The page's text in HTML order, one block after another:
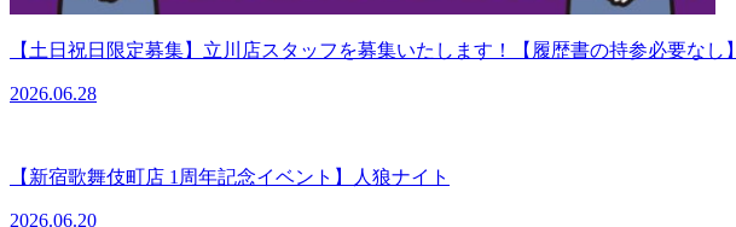
【土日祝日限定募集】立川店スタッフを募集いたします！【履歴書の持参必要なし】
2026.06.28
【新宿歌舞伎町店 1周年記念イベント】人狼ナイト
2026.06.20